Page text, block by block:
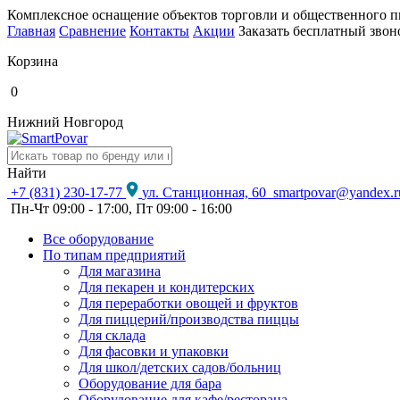
Комплексное оснащение объектов торговли и общественного
Главная Сравнение Контакты Акции Заказать бесплатный
Корзина
0
Нижний Новгород
Найти
+7 (831) 230-17-77
ул. Станционная, 60
Пн-Чт 09:00 - 17:00, Пт 09:00 - 16:00
Все оборудование
По типам предприятий
Для магазина
Для пекарен и кондитерских
Для переработки овощей и фруктов
Для пиццерий/производства пиццы
Для склада
Для фасовки и упаковки
Для школ/детских садов/больниц
Оборудование для бара